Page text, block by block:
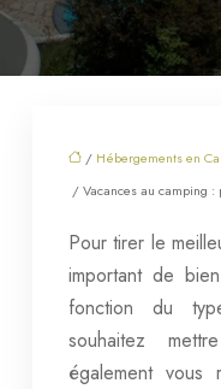
/ Hébergements en
/ Vacances au camping
Pour tirer le
important de
fonction du
souhaitez
également vous